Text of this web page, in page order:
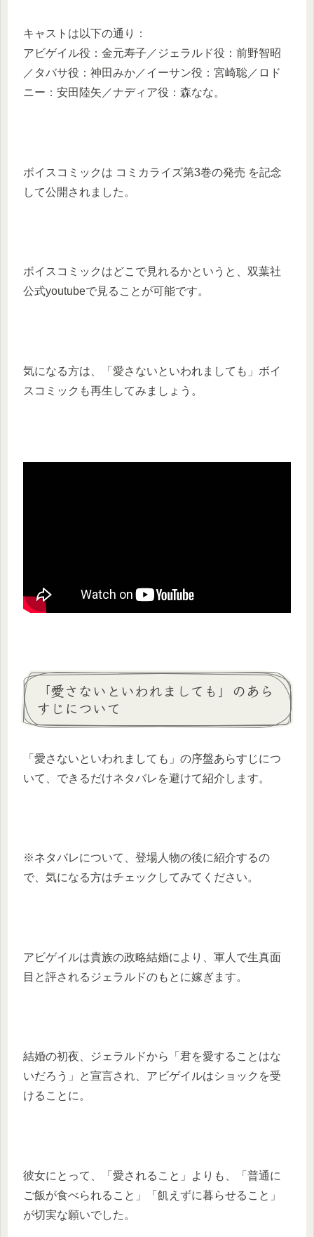
キャストは以下の通り：
アビゲイル役：金元寿子／ジェラルド役：前野智昭
／タバサ役：神田みか／イーサン役：宮崎聡／ロド
ニー：安田陸矢／ナディア役：森なな。
ボイスコミックは コミカライズ第3巻の発売 を記念
して公開されました。
ボイスコミックはどこで見れるかというと、双葉社
公式youtubeで見ることが可能です。
気になる方は、「愛さないといわれましても」ボイ
スコミックも再生してみましょう。
「愛さないといわれましても」のあら
すじについて
「愛さないといわれましても」の序盤あらすじにつ
いて、できるだけネタバレを避けて紹介します。
※ネタバレについて、登場人物の後に紹介するの
で、気になる方はチェックしてみてください。
アビゲイルは貴族の政略結婚により、軍人で生真面
目と評されるジェラルドのもとに嫁ぎます。
結婚の初夜、ジェラルドから「君を愛することはな
いだろう」と宣言され、アビゲイルはショックを受
けることに。
彼女にとって、「愛されること」よりも、「普通に
ご飯が食べられること」「飢えずに暮らせること」
が切実な願いでした。